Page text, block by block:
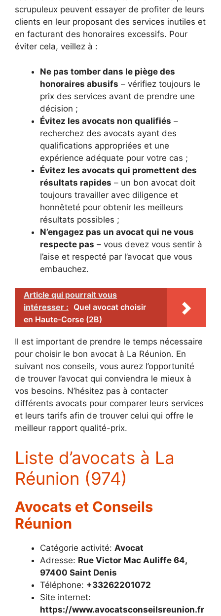
scrupuleux peuvent essayer de profiter de leurs
clients en leur proposant des services inutiles et
en facturant des honoraires excessifs. Pour
éviter cela, veillez à :
Ne pas tomber dans le piège des
honoraires abusifs – vérifiez toujours le
prix des services avant de prendre une
décision ;
Évitez les avocats non qualifiés –
recherchez des avocats ayant des
qualifications appropriées et une
expérience adéquate pour votre cas ;
Évitez les avocats qui promettent des
résultats rapides – un bon avocat doit
toujours travailler avec diligence et
honnêteté pour obtenir les meilleurs
résultats possibles ;
N’engagez pas un avocat qui ne vous
respecte pas – vous devez vous sentir à
l’aise et respecté par l’avocat que vous
embauchez.
Article qui pourrait vous
intéresser : Quel avocat choisir
en Haute-Corse (2B)
Il est important de prendre le temps nécessaire
pour choisir le bon avocat à La Réunion. En
suivant nos conseils, vous aurez l’opportunité
de trouver l’avocat qui conviendra le mieux à
vos besoins. N’hésitez pas à contacter
différents avocats pour comparer leurs services
et leurs tarifs afin de trouver celui qui offre le
meilleur rapport qualité-prix.
Liste d’avocats à La
Réunion (974)
Avocats et Conseils
Réunion
Catégorie activité: Avocat
Adresse: Rue Victor Mac Auliffe 64,
97400 Saint Denis
Téléphone: +33262201072
Site internet:
https://www.avocatsconseilsreunion.fr